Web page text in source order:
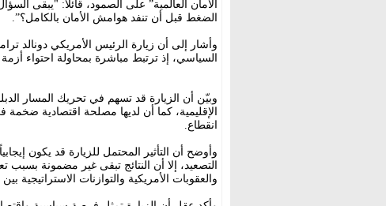
الأمان العالمية” على الصمود، قائلاً: "يبقى
الضغط قبل أن تنفد هوامش الأمان بالكامل؟”.
وأشار إلى أن زيارة الرئيس الأمريكي دونالد
السياسي، إذ ترتبط مباشرة بمحاولة احتواء
وبيّن أن الزيارة قد تسهم في تحريك المسار
الإقليمية، كما أن لديها مصلحة اقتصادية
انقطاع.
وأوضح أن التأثير المحتمل للزيارة قد يكون
التصعيد، إلا أن النتائج تبقى غير مضمونة بسبب
والعقوبات الأمريكية والتوازنات الاستراتيجية